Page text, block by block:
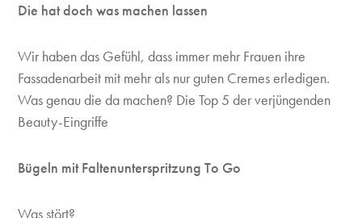
Die hat doch was machen lassen
Wir haben das Gefühl, dass immer mehr Frauen ihre
Fassadenarbeit mit mehr als nur guten Cremes erledigen.
Was genau die da machen? Die Top 5 der verjüngenden
Beauty-Eingriffe
Bügeln mit Faltenunterspritzung To Go
Was stört?